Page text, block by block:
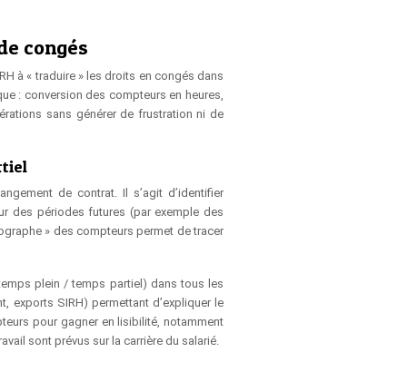
congés
à « traduire » les droits en congés dans
: conversion des compteurs en heures,
sans générer de frustration ni de
de contrat. Il s’agit d’identifier
des périodes futures (par exemple des
» des compteurs permet de tracer
plein / temps partiel) dans tous les
exports SIRH) permettant d’expliquer le
pour gagner en lisibilité, notamment
sont prévus sur la carrière du salarié.